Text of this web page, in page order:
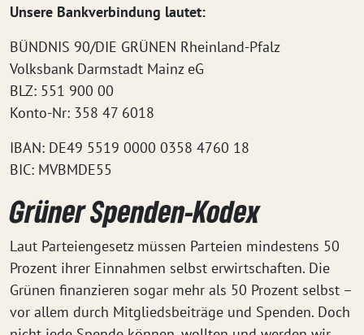
Unsere Bankverbindung lautet:
BÜNDNIS 90/DIE GRÜNEN Rheinland-Pfalz
Volksbank Darmstadt Mainz eG
BLZ: 551 900 00
Konto-Nr: 358 47 6018
IBAN: DE49 5519 0000 0358 4760 18
BIC: MVBMDE55
Grüner Spenden-Kodex
Laut Parteiengesetz müssen Parteien mindestens 50
Prozent ihrer Einnahmen selbst erwirtschaften. Die
Grünen finanzieren sogar mehr als 50 Prozent selbst –
vor allem durch Mitgliedsbeiträge und Spenden. Doch